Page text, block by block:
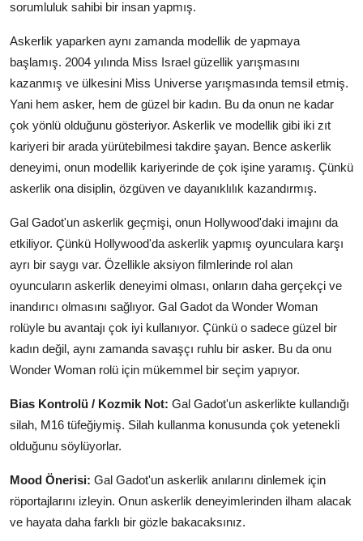
sorumluluk sahibi bir insan yapmış.
Askerlik yaparken aynı zamanda modellik de yapmaya
başlamış. 2004 yılında Miss Israel güzellik yarışmasını
kazanmış ve ülkesini Miss Universe yarışmasında temsil etmiş.
Yani hem asker, hem de güzel bir kadın. Bu da onun ne kadar
çok yönlü olduğunu gösteriyor. Askerlik ve modellik gibi iki zıt
kariyeri bir arada yürütebilmesi takdire şayan. Bence askerlik
deneyimi, onun modellik kariyerinde de çok işine yaramış. Çünkü
askerlik ona disiplin, özgüven ve dayanıklılık kazandırmış.
Gal Gadot'un askerlik geçmişi, onun Hollywood'daki imajını da
etkiliyor. Çünkü Hollywood'da askerlik yapmış oyunculara karşı
ayrı bir saygı var. Özellikle aksiyon filmlerinde rol alan
oyuncuların askerlik deneyimi olması, onların daha gerçekçi ve
inandırıcı olmasını sağlıyor. Gal Gadot da Wonder Woman
rolüyle bu avantajı çok iyi kullanıyor. Çünkü o sadece güzel bir
kadın değil, aynı zamanda savaşçı ruhlu bir asker. Bu da onu
Wonder Woman rolü için mükemmel bir seçim yapıyor.
Bias Kontrolü / Kozmik Not: Gal Gadot'un askerlikte kullandığı
silah, M16 tüfeğiymiş. Silah kullanma konusunda çok yetenekli
olduğunu söylüyorlar.
Mood Önerisi: Gal Gadot'un askerlik anılarını dinlemek için
röportajlarını izleyin. Onun askerlik deneyimlerinden ilham alacak
ve hayata daha farklı bir gözle bakacaksınız.